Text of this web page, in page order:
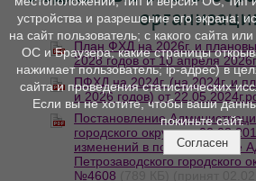
План ФХД на 2026г. и
2028 годов от 10 апреля
ПФХД на 2024г. (на 2024г. и
и 2026 годов) от
Постановление
городского округа от
изменений в постановление
Петрозаводского городского
№4608
устройства и разрешение его экрана;
на сайт пользователь; с какого сайта
ОС и Браузера; какие страницы
нажимает пользователь; ip-адрес) в
сайта и проведения статистических
Если вы не хотите, чтобы ваши
покиньте сайт.
Согласен